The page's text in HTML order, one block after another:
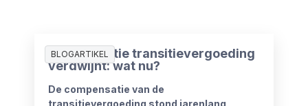
BLOGARTIKEL
Compensatie transitievergoeding
verdwijnt: wat nu?
De compensatie van de
transitievergoeding stond jarenlang